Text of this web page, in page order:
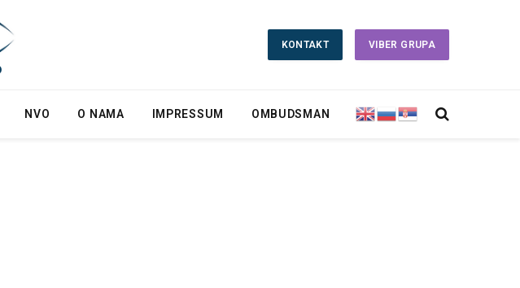
KONTAKT VIBER GRUPA
NVO O NAMA IMPRESSUM OMBUDSMAN